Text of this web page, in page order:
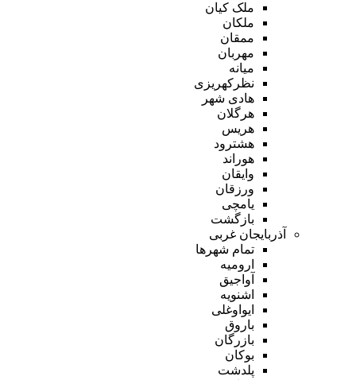
ملک کیان
ملکان
ممقان
مهربان
میانه
نظرکهریزی
هادی شهر
هرگلان
هریس
هشترود
هوراند
وایقان
ورزقان
یامچی
بازگشت
آذربایجان غربی
تمام شهر‌ها
ارومیه
آواجیق
اشنویه
ایواوغلی
باروق
بازرگان
بوکان
پلدشت